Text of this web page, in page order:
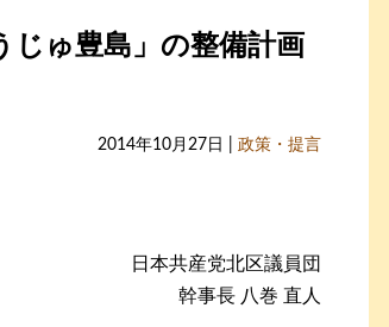
じゅ豊島」の整備計画
2014年10月27日 | 政策・提言
日本共産党北区議員団
幹事長 八巻 直人